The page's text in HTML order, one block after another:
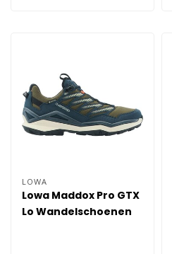
LOWA
Lowa Maddox Pro GTX
Lo Wandelschoenen